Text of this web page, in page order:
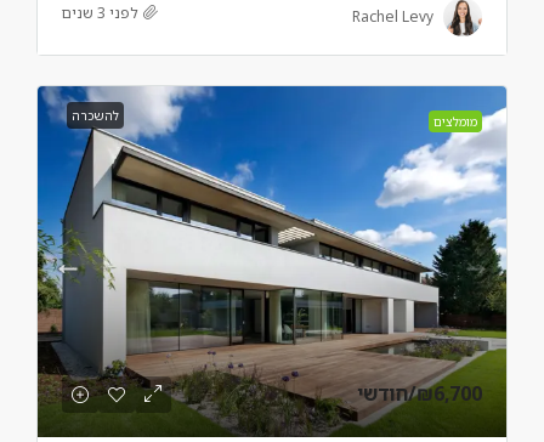
Rachel Levy לפני 3 שנים
מומלצים להשכרה
₪6,700/חודשי